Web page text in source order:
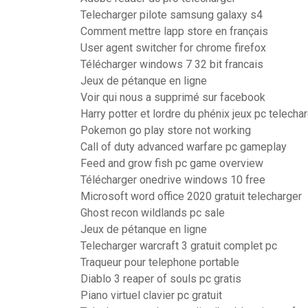
Telecharger pilote samsung galaxy s4
Comment mettre lapp store en français
User agent switcher for chrome firefox
Télécharger windows 7 32 bit francais
Jeux de pétanque en ligne
Voir qui nous a supprimé sur facebook
Harry potter et lordre du phénix jeux pc
Pokemon go play store not working
Call of duty advanced warfare pc gameplay
Feed and grow fish pc game overview
Télécharger onedrive windows 10 free
Microsoft word office 2020 gratuit telecharger
Ghost recon wildlands pc sale
Jeux de pétanque en ligne
Telecharger warcraft 3 gratuit complet pc
Traqueur pour telephone portable
Diablo 3 reaper of souls pc gratis
Piano virtuel clavier pc gratuit